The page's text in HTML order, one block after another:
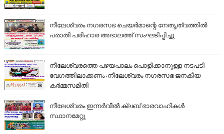
നീലേശ്വരം നഗരസഭ ചെയർമാന്റെ നേതൃത്വത്തിൽ
പരാതി പരിഹാര അദാലത്ത് സംഘടിപ്പിച്ചു
നീലേശ്വരത്തെ പഴയപാലം പൊളിക്കാനുള്ള നടപടി
വേഗത്തിലാക്കണം :നീലേശ്വരം നഗരസഭ ജനകീയ
കർമ്മസമിതി
നീലേശ്വരം ഇന്നർവീൽ ക്ലബ് ഭാരവാഹികൾ
സ്ഥാനമേറ്റു